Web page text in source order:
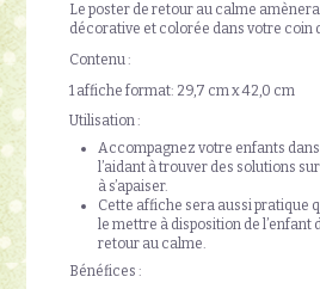
Le poster de retour au calme
décorative et colorée dans votre coin
Contenu :
1 affiche format: 29,7 cm x 42,0 cm
Utilisation :
Accompagnez votre enfants
l’aidant à trouver des solutions
à s’apaiser.
Cette affiche sera aussi pratique
le mettre à disposition de l’enfant
retour au calme.
Bénéfices :